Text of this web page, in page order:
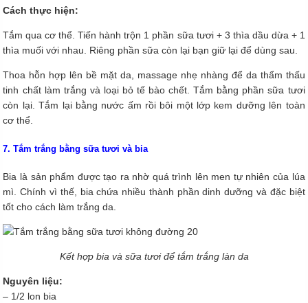
Cách thực hiện:
Tắm qua cơ thể. Tiến hành trộn 1 phần sữa tươi + 3 thìa dầu dừa + 1
thìa muối với nhau. Riêng phần sữa còn lại bạn giữ lại để dùng sau.
Thoa hỗn hợp lên bề mặt da, massage nhẹ nhàng để da thẩm thấu
tinh chất làm trắng và loại bỏ tế bào chết. Tắm bằng phần sữa tươi
còn lại. Tắm lại bằng nước ấm rồi bôi một lớp kem dưỡng lên toàn
cơ thể.
7. Tắm trắng bằng sữa tươi và bia
Bia là sản phẩm được tạo ra nhờ quá trình lên men tự nhiên của lúa
mì. Chính vì thế, bia chứa nhiều thành phần dinh dưỡng và đặc biệt
tốt cho cách làm trắng da.
Kết hợp bia và sữa tươi để tắm trắng làn da
Nguyên liệu:
– 1/2 lon bia